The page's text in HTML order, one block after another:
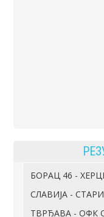
БОРАЦ 46 -
СЛАВИЈА -
ТВРЂАВА - ОФК